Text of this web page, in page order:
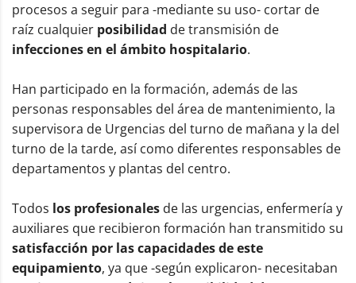
procesos a seguir para -mediante su uso- cortar de
raíz cualquier posibilidad de transmisión de
infecciones en el ámbito hospitalario.
Han participado en la formación, además de las
personas responsables del área de mantenimiento, la
supervisora de Urgencias del turno de mañana y la del
turno de la tarde, así como diferentes responsables de
departamentos y plantas del centro.
Todos los profesionales de las urgencias, enfermería y
auxiliares que recibieron formación han transmitido su
satisfacción por las capacidades de este
equipamiento, ya que -según explicaron- necesitaban